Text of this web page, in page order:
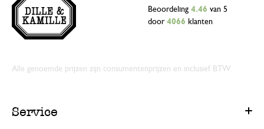
Beoordeling 4.46 van 5
door 4066 klanten
Alle genoemde prijzen zijn consumentenprijzen en inclusief BTW.
Service